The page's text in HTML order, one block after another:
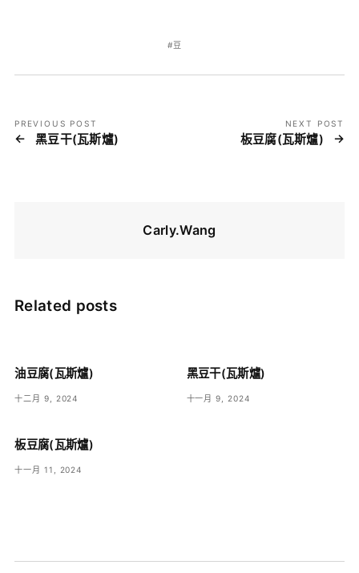
豆
PREVIOUS POST
黑豆干(瓦斯爐)
NEXT POST
板豆腐(瓦斯爐)
Carly.Wang
Related posts
油豆腐(瓦斯爐)
十二月 9, 2024
黑豆干(瓦斯爐)
十一月 9, 2024
板豆腐(瓦斯爐)
十一月 11, 2024